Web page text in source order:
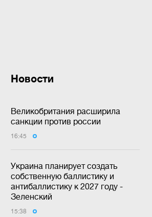
Новости
Великобритания расширила
санкции против россии
16:45
Украина планирует создать
собственную баллистику и
антибаллистику к 2027 году -
Зеленский
15:38